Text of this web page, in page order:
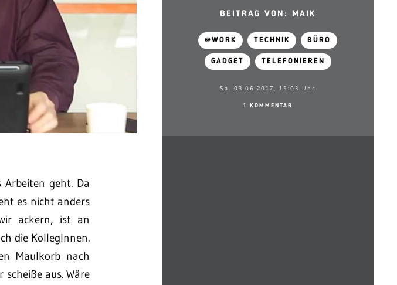
geht. Da
es nicht anders
ackern, ist an
die KollegInnen.
Maulkorb nach
aus. Wäre
BEITRAG VON: MAIK
@WORK TECHNIK BÜRO
GADGET TELEFONIEREN
Sa. 03.06.2017, 15:03 Uhr
1 KOMMENTAR